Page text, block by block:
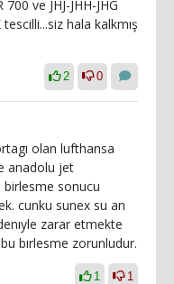
ve JHJ-JHH-JHG
hala kalkmış
2 0
olan lufthansa
anadolu jet
birlesme sonucu
cunku sunex su an
zarar etmekte
bırlesme zorunludur.
1 1